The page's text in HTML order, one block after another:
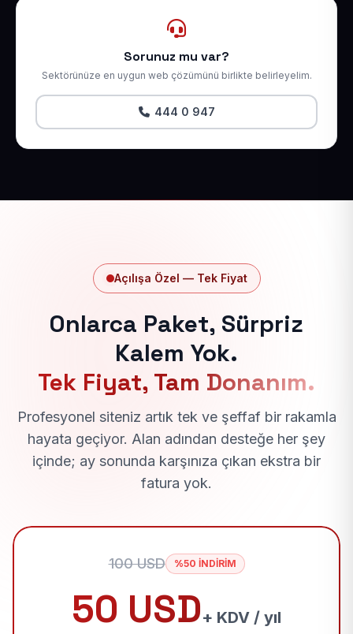
Sorunuz mu var?
Sektörünüze en uygun web çözümünü birlikte belirleyelim.
444 0 947
Açılışa Özel — Tek Fiyat
Onlarca Paket, Sürpriz
Kalem Yok.
Tek Fiyat, Tam Donanım.
Profesyonel siteniz artık tek ve şeffaf bir rakamla
hayata geçiyor. Alan adından desteğe her şey
içinde; ay sonunda karşınıza çıkan ekstra bir
fatura yok.
100 USD %50 İNDİRİM
50 USD+ KDV / yıl